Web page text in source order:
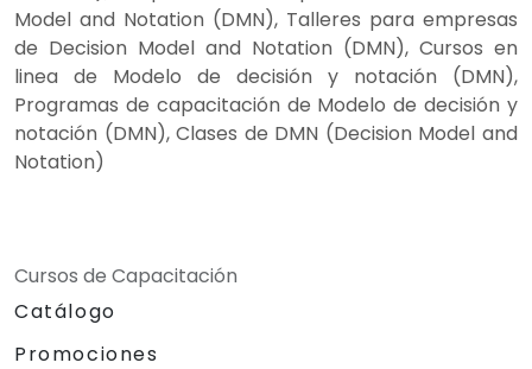
Model and Notation (DMN), Talleres para empresas
de Decision Model and Notation (DMN), Cursos en
linea de Modelo de decisión y notación (DMN),
Programas de capacitación de Modelo de decisión y
notación (DMN), Clases de DMN (Decision Model and
Notation)
Cursos de Capacitación
Catálogo
Promociones